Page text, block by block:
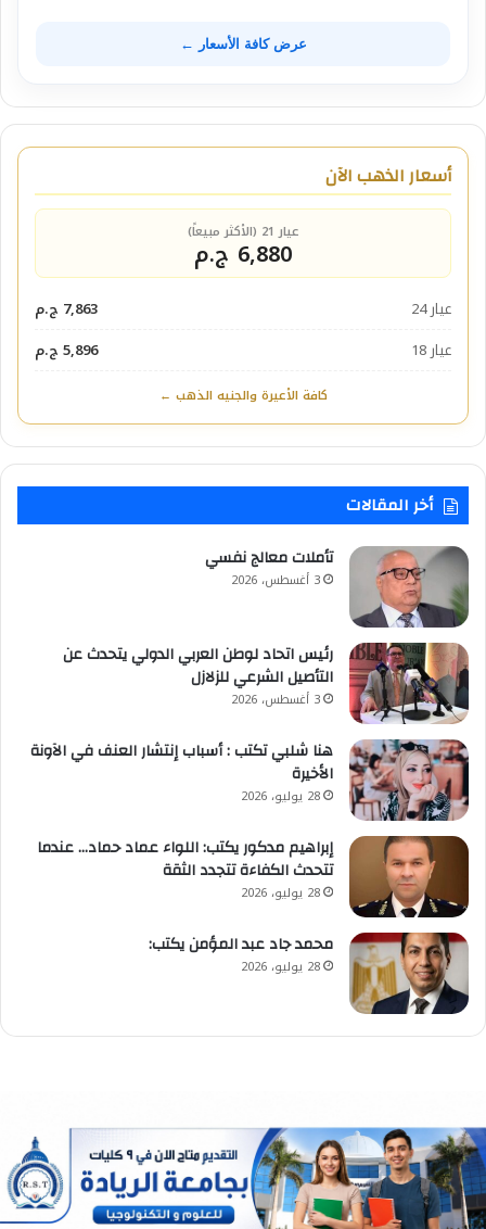
عرض كافة الأسعار ←
أسعار الذهب الآن
عيار 21 (الأكثر مبيعاً)
6,880 ج.م
عيار 24
7,863 ج.م
عيار 18
5,896 ج.م
كافة الأعيرة والجنيه الذهب ←
أخر المقالات
تأملات معالج نفسي
3 أغسطس، 2026
رئيس اتحاد لوطن العربي الدولي يتحدث عن
التأصيل الشرعي للزلازل
3 أغسطس، 2026
هنا شلبي تكتب : أسباب إنتشار العنف في الآونة
الأخيرة
28 يوليو، 2026
إبراهيم مدكور يكتب: اللواء عماد حماد… عندما
تتحدث الكفاءة تتجدد الثقة
28 يوليو، 2026
محمد جاد عبد المؤمن يكتب:
28 يوليو، 2026